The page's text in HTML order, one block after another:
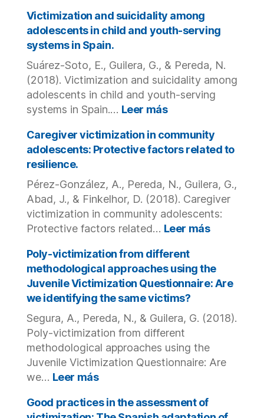
Violencia
en
las
Relaciones
de
Pareja?
Comentario
Ferrer-
Pérez
y
Bosch-
Fiol,
2019.
factores
inciden
para
romper
el
silencio
de
las
de
abuso
sexual?
Victimization and suicidality among
adolescents in child and youth-serving
systems in Spain.
Suárez-Soto, E., Guilera, G., & Pereda, N.
(2018). Victimization and suicidality among
adolescents in child and youth-serving
systems in Spain.… Leer más:
and
suicidality
in
child
and
youth-
systems
Spain.
Caregiver victimization in community
adolescents: Protective factors related to
resilience.
Pérez-González, A., Pereda, N., Guilera, G.,
Abad, J., & Finkelhor, D. (2018). Caregiver
victimization in community adolescents:
Protective factors related… Leer más:
in
factors
resilience.
Poly-victimization from different
methodological approaches using the
Juvenile Victimization Questionnaire: Are
we identifying the same victims?
Segura, A., Pereda, N., & Guilera, G. (2018).
Poly-victimization from different
methodological approaches using the
Juvenile Victimization Questionnaire: Are
we… Leer más:
victimization
from
Good practices in the assessment of